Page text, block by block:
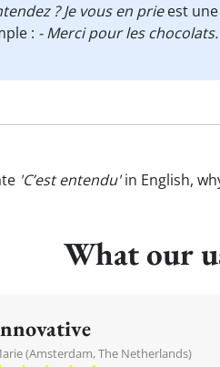
? Je vous en prieest une
: - Merci pour les
'C’est entendu'in English,
What our
(Amsterdam, The Netherlands)